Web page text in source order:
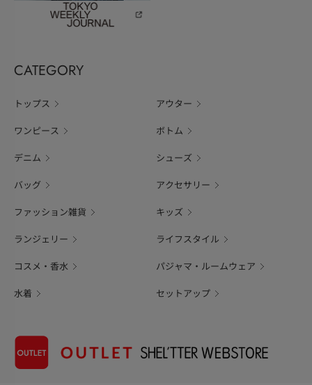
CATEGORY
トップス アウター
ワンピース ボトム
デニム シューズ
バッグ アクセサリー
ファッション雑貨 キッズ
ランジェリー ライフスタイル
コスメ・香水 パジャマ・ルームウェア
水着 セットアップ